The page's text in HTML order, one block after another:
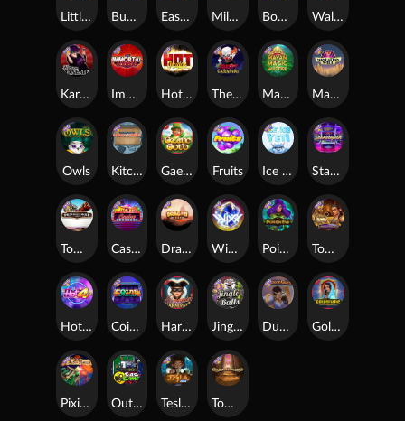
Manhattan Goes Wild
Casino Win Spin
Hot Nudge
Starstruck
Little Bighorn
Poison Eve Tomb of Nefertiti
Tomb of Akhenaten
Golden Genie And The Walking Wilds
Dragon Tribe
Immortal Fruits
Tesla Jolt
Dungeon Quest
Coins of Fortune
Mayan Magic Wildfire
WiXX
Outsourced: Slash Game
Fruits
Bonus Bunnies
Hot 4 Cash
Buffalo Hunter
Tombstone
Owls
Milky Ways
Gaelic Gold
East Coast Vs West Coast
The Creepy Carnival
Jingle Balls
Harlequin Carnival
Walk of Shame
Kitchen Drama: Sushi Mania
Pixies vs Pirates
Ice Ice Yeti
Karen Maneater